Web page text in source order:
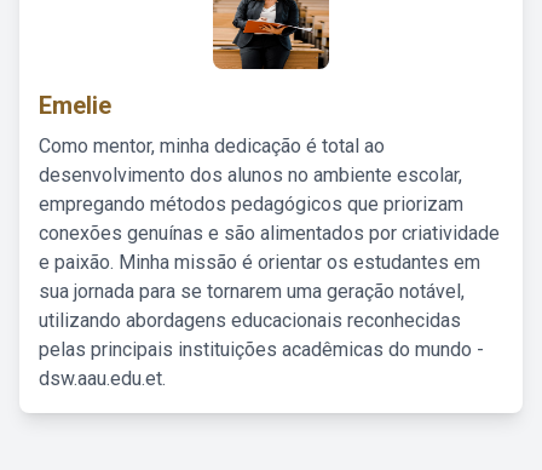
Emelie
Como mentor, minha dedicação é total ao
desenvolvimento dos alunos no ambiente escolar,
empregando métodos pedagógicos que priorizam
conexões genuínas e são alimentados por criatividade
e paixão. Minha missão é orientar os estudantes em
sua jornada para se tornarem uma geração notável,
utilizando abordagens educacionais reconhecidas
pelas principais instituições acadêmicas do mundo -
dsw.aau.edu.et.